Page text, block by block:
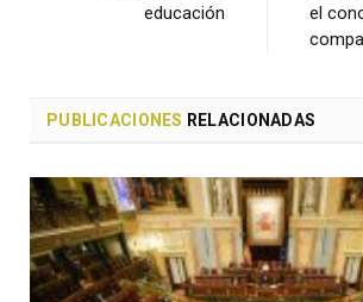
educación
el
PUBLICACIONES RELACIONADAS